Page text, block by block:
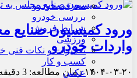
معرفی خودرو
بررسی خودرو
شرایط فروش
ورزشی
تعمیرات و نکات فنی
کسب و کار
عکس
ورود کمیسیون صنایع
واردات خودرو
۱۴۰۴-۰۳-۲۰زمان مطالعه: 3 دقیقه